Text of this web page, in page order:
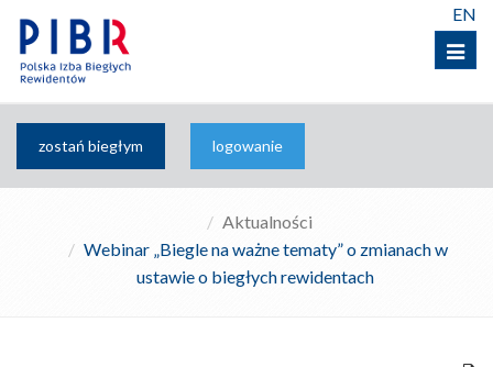
Menu
EN
zostań biegłym logowanie
Aktualności
Webinar „Biegle na ważne tematy” o zmianach w
ustawie o biegłych rewidentach